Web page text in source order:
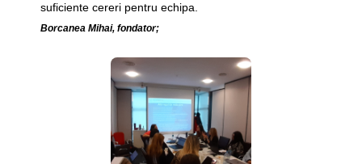
suficiente cereri pentru echipa.
Borcanea Mihai, fondator;